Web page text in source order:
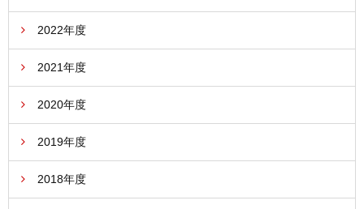
2022年度
2021年度
2020年度
2019年度
2018年度